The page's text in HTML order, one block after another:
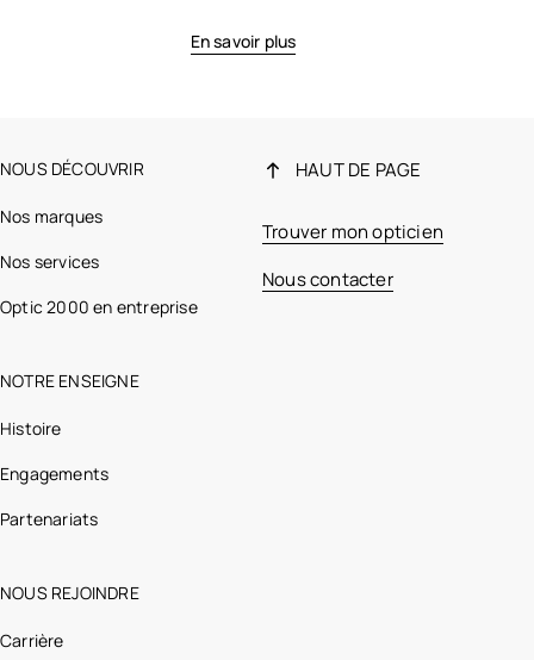
En savoir plus
NOUS DÉCOUVRIR
Nos marques
Nos services
Optic 2000 en entreprise
NOTRE ENSEIGNE
Histoire
Engagements
Partenariats
NOUS REJOINDRE
Carrière
HAUT DE PAGE
Trouver mon opticien
Nous contacter